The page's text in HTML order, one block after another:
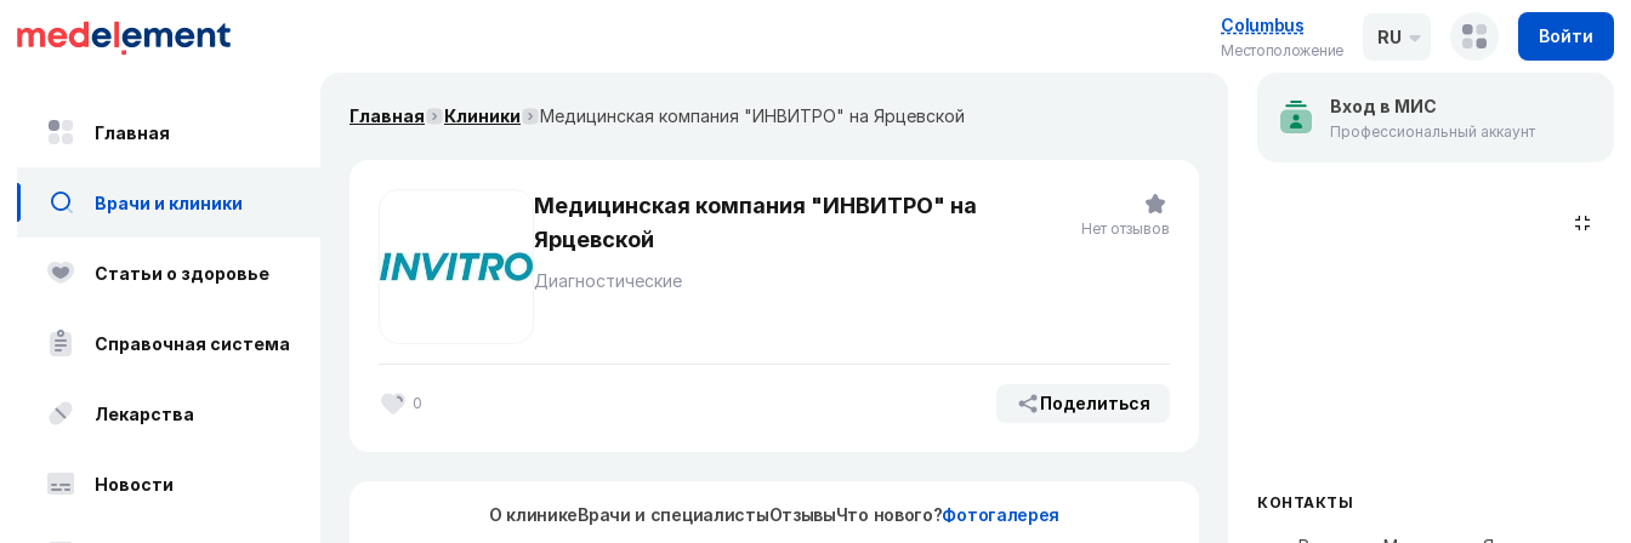
Columbus
Местоположение
RU Войти
Главная
Врачи и клиники
Статьи о здоровье
Справочная система
Лекарства
Новости
Главная Клиники Медицинская компания "ИНВИТРО" на Ярцевской
Медицинская компания "ИНВИТРО" на
Ярцевской
Диагностические
0 Поделиться
Нет отзывов
О клиникеВрачи и специалистыОтзывыЧто нового?Фотогалерея
Вход в МИС
Профессиональный аккаунт
КОНТАКТЫ